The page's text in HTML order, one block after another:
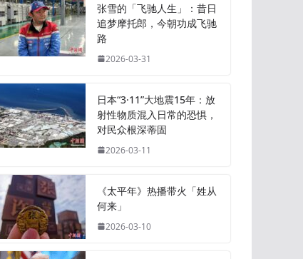
张雪的「飞驰人生」：昔日
追梦摩托郎，今朝功成飞驰
路
2026-03-31
日本“3·11”大地震15年：放
射性物质混入日常的恐惧，
对民众根深蒂固
2026-03-11
《太平年》热播带火「姓从
何来」
2026-03-10